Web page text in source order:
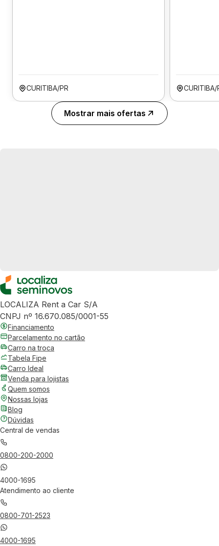
CURITIBA/PR CURITIBA/
Mostrar mais ofertas
LOCALIZA Rent a Car S/A
CNPJ nº 16.670.085/0001-55
Financiamento
Parcelamento no cartão
Carro na troca
Tabela Fipe
Carro Ideal
Venda para lojistas
Quem somos
Nossas lojas
Blog
Dúvidas
Central de vendas
0800-200-2000
4000-1695
Atendimento ao cliente
0800-701-2523
4000-1695